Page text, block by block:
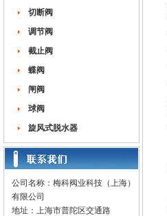
切断阀
调节阀
截止阀
蝶阀
闸阀
球阀
旋风式脱水器
公司名称：梅科阀业科技（上海）
有限公司
地址：上海市普陀区交通路